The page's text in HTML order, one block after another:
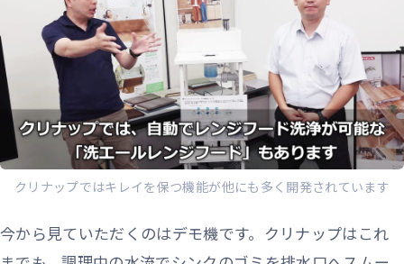
クリナップではキレイを保つ機能が他にも多く開発されています
今から見ていただくのはデモ機です。クリナップはこれ